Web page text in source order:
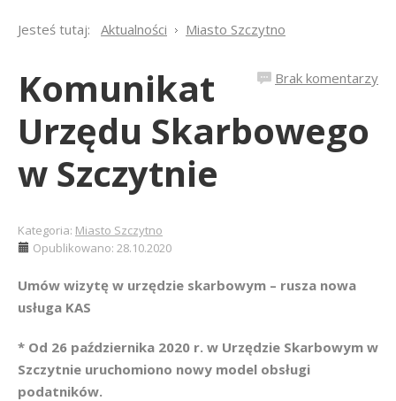
Jesteś tutaj: Aktualności Miasto Szczytno
Brak komentarzy
Komunikat
Urzędu Skarbowego
w Szczytnie
Kategoria: Miasto Szczytno
Opublikowano: 28.10.2020
Umów wizytę w urzędzie skarbowym – rusza nowa
usługa KAS
* Od 26 października 2020 r. w Urzędzie Skarbowym w
Szczytnie uruchomiono nowy model obsługi
podatników.